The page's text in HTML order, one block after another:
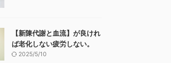
【新陳代謝と血流】が良けれ
ば老化しない疲労しない。
2025/5/10